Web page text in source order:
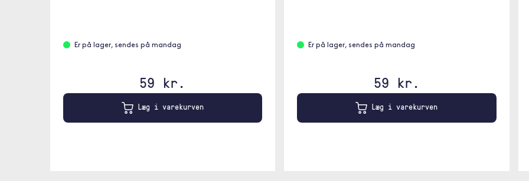
Er på lager, sendes på mandag
59 kr.
Læg i varekurven
Er på lager, sendes på mandag
59 kr.
Læg i varekurven